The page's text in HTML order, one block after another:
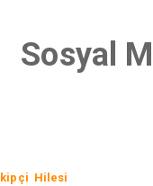
Sosyal
Hilesi